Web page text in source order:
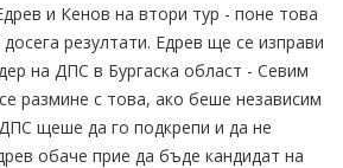
и Кенов на втори тур - поне това
резултати. Едрев ще се изправи
на ДПС в Бургаска област - Севим
размине с това, ако беше независим
щеше да го подкрепи и да не
обаче прие да бъде кандидат на